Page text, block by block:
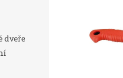
dveře
hvězdiček.